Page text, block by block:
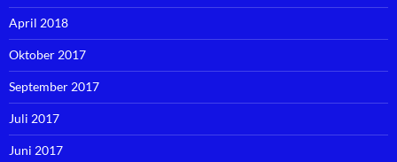
April 2018
Oktober 2017
September 2017
Juli 2017
Juni 2017